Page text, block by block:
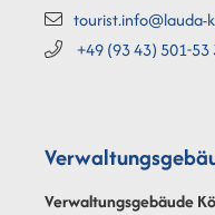
tourist.info@lauda-
+49 (9343) 501-53
Verwaltungsgebäude